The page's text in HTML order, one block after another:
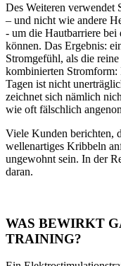
Des Weiteren verwendet
– und nicht wie andere
- um die Hautbarriere bei
können. Das Ergebnis:
Stromgefühl, als die
kombinierten
Tagen ist nicht
zeichnet sich nämlich
wie oft fälschlich
Viele Kunden berichten,
wellenartiges Kribbeln
ungewohnt sein. In der
daran.
WAS BEWIRKT
TRAINING?